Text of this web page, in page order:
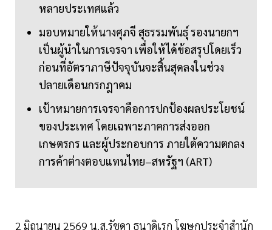
หลายประเทศแล้ว
มอบหมายให้นางศุภจี สุธรรมพันธุ์ รองนายกฯ
เป็นผู้นำในการเจรจา เพื่อให้ได้ข้อสรุปโดยเร็ว
ก่อนที่อัตราภาษีปัจจุบันจะสิ้นสุดลงในช่วง
ปลายเดือนกรกฎาคม
เป้าหมายการเจรจาคือการปกป้องผลประโยชน์
ของประเทศ โดยเฉพาะภาคการส่งออก
เกษตรกร และผู้ประกอบการ ภายใต้ความตกลง
การค้าต่างตอบแทนไทย–สหรัฐฯ (ART)
2 มิถุนายน 2569 น.ส.รัชดา ธนาดิเรก โฆษกประจำสำนัก